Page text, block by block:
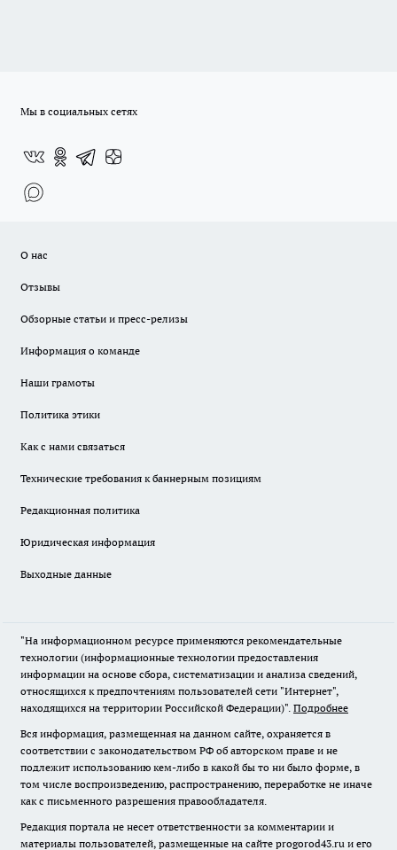
Мы в социальных сетях
О нас
Отзывы
Обзорные статьи и пресс-релизы
Информация о команде
Наши грамоты
Политика этики
Как с нами связаться
Технические требования к баннерным позициям
Редакционная политика
Юридическая информация
Выходные данные
"На информационном ресурсе применяются рекомендательные
технологии (информационные технологии предоставления
информации на основе сбора, систематизации и анализа сведений,
относящихся к предпочтениям пользователей сети "Интернет",
находящихся на территории Российской Федерации)". Подробнее
Вся информация, размещенная на данном сайте, охраняется в
соответствии с законодательством РФ об авторском праве и не
подлежит использованию кем-либо в какой бы то ни было форме, в
том числе воспроизведению, распространению, переработке не иначе
как с письменного разрешения правообладателя.
Редакция портала не несет ответственности за комментарии и
материалы пользователей, размещенные на сайте progorod43.ru и его